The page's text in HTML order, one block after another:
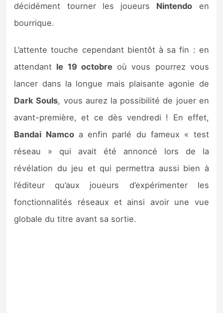
Précommandes
Sorties de jeux
Bons plans
Guides
décidément tourner les joueurs Nintendo en
bourrique.
L’attente touche cependant bientôt à sa fin : en
attendant le 19 octobreoù vous pourrez vous
lancer dans la longue mais plaisante agonie de
Dark Souls, vous aurez la possibilité de jouer en
avant-première, et ce dès vendredi ! En effet,
Bandai Namcoa enfin parlé du fameux « test
réseau » qui avait été annoncé lors de la
révélation du jeu et qui permettra aussi bien à
l’éditeur qu’aux joueurs d’expérimenter les
fonctionnalités réseaux et ainsi avoir une vue
globale du titre avant sa sortie.